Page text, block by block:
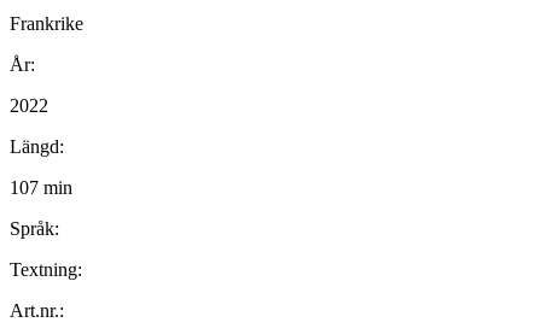
Frankrike
År:
2022
Längd:
107 min
Språk:
Textning:
Art.nr.: